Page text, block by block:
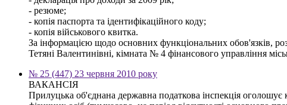
- резюме;
- копія паспорта та ідентифікаційного коду;
- копія військового квитка.
За інформацією щодо основних функціональних обов'язків,
Тетяні Валентинівні, кімната № 4 фінансового управління
№ 25 (447) 23 червня 2010 року
ВАКАНСІЯ
Прилуцька об'єднана державна податкова інспекція оголошує